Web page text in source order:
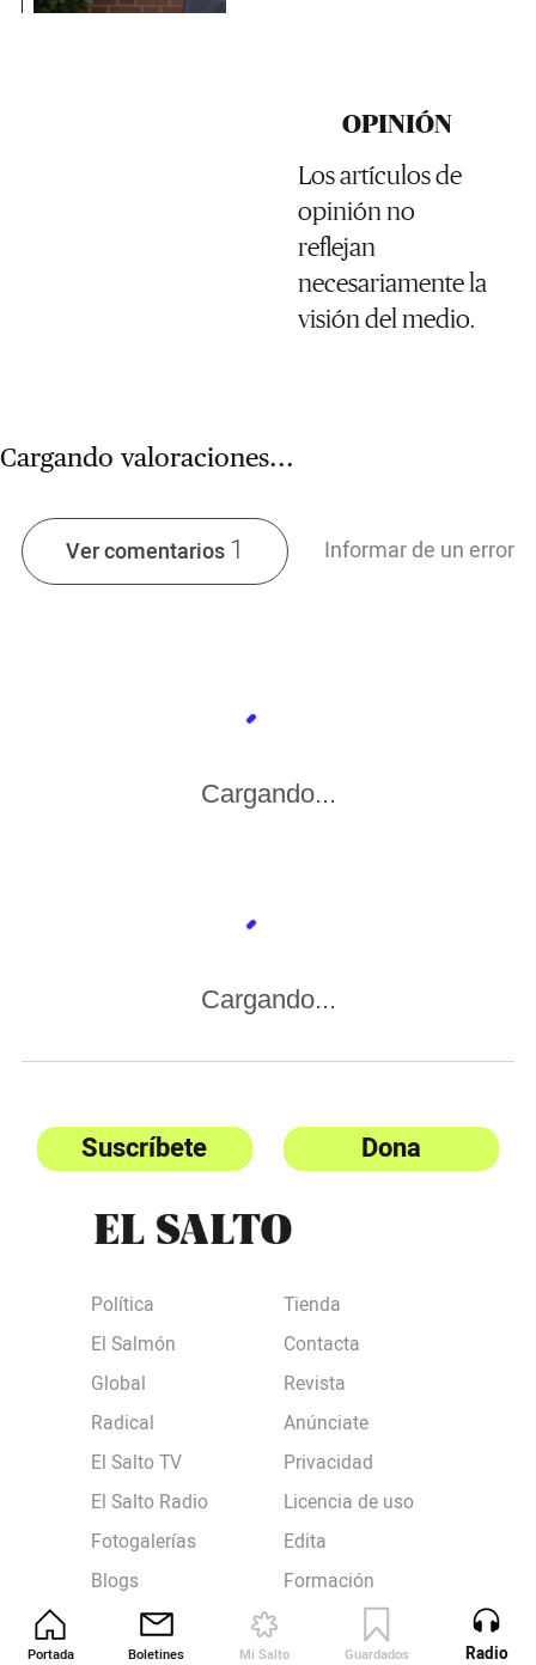
Portada Boletines Mi Salto Guardados Revista
OPINIÓN
Los artículos de
opinión no
reflejan
necesariamente la
visión del medio.
Cargando valoraciones...
Ver comentarios 1 Informar de un error
Cargando...
Cargando...
Radio
Suscríbete Dona
Política
El Salmón
Global
Radical
El Salto TV
El Salto Radio
Fotogalerías
Blogs
Feminismos
Tienda
Contacta
Revista
Anúnciate
Privacidad
Licencia de uso
Edita
Formación